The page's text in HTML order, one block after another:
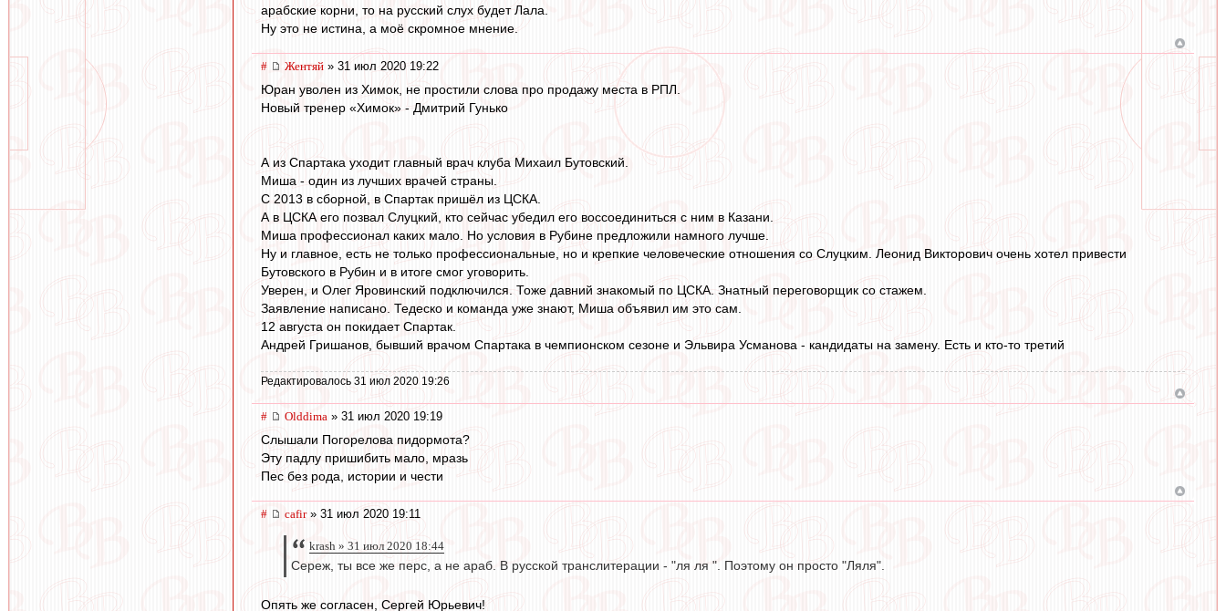
арабские корни, то на русский слух будет Лала.
Ну это не истина, а моё скромное мнение.
# Жентяй » 31 июл 2020 19:22
Юран уволен из Химок, не простили слова про продажу места в РПЛ.
Новый тренер «Химок» - Дмитрий Гунько
А из Спартака уходит главный врач клуба Михаил Бутовский.
Миша - один из лучших врачей страны.
С 2013 в сборной, в Спартак пришёл из ЦСКА.
А в ЦСКА его позвал Слуцкий, кто сейчас убедил его воссоединиться с ним в Казани.
Миша профессионал каких мало. Но условия в Рубине предложили намного лучше.
Ну и главное, есть не только профессиональные, но и крепкие человеческие отношения со Слуцким. Леонид Викторович очень хотел привести
Бутовского в Рубин и в итоге смог уговорить.
Уверен, и Олег Яровинский подключился. Тоже давний знакомый по ЦСКА. Знатный переговорщик со стажем.
Заявление написано. Тедеско и команда уже знают, Миша объявил им это сам.
12 августа он покидает Спартак.
Андрей Гришанов, бывший врачом Спартака в чемпионском сезоне и Эльвира Усманова - кандидаты на замену. Есть и кто-то третий
Редактировалось 31 июл 2020 19:26
# Olddima » 31 июл 2020 19:19
Слышали Погорелова пидормота?
Эту падлу пришибить мало, мразь
Пес без рода, истории и чести
# cafir» 31 июл 2020 19:11
krash » 31 июл 2020 18:44
Сереж, ты все же перс, а не араб. В русской транслитерации - "ля ля ". Поэтому он просто "Ляля".
Опять же согласен, Сергей Юрьевич!